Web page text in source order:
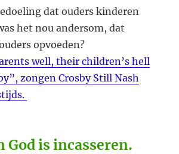
dat ouders kinderen
het nou andersom, dat
opvoeden?
well, their children’s hell
zongen Crosby Still Nash
God is incasseren.